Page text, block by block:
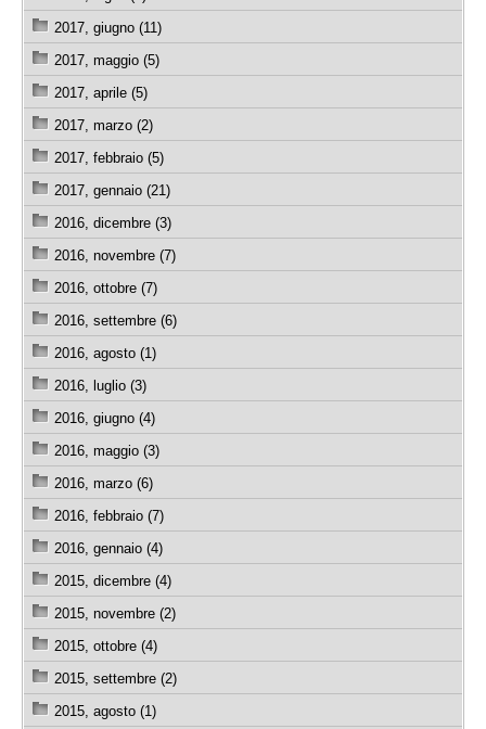
2017, giugno (11)
2017, maggio (5)
2017, aprile (5)
2017, marzo (2)
2017, febbraio (5)
2017, gennaio (21)
2016, dicembre (3)
2016, novembre (7)
2016, ottobre (7)
2016, settembre (6)
2016, agosto (1)
2016, luglio (3)
2016, giugno (4)
2016, maggio (3)
2016, marzo (6)
2016, febbraio (7)
2016, gennaio (4)
2015, dicembre (4)
2015, novembre (2)
2015, ottobre (4)
2015, settembre (2)
2015, agosto (1)